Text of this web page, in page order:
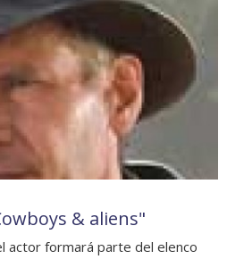
& aliens"
actor formará parte del elenco